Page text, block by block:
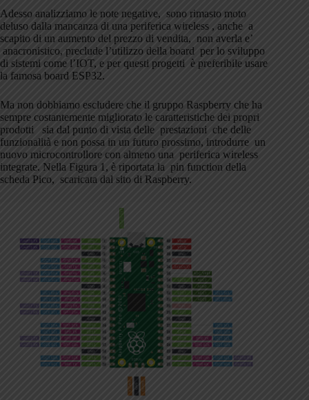
Adesso analizziamo le note negative, sono rimasto moto
deluso dalla mancanza di una periferica wireless , anche a
scapito di un aumento del prezzo di vendita, non averla e’
anacronistico, preclude l’utilizzo della board per lo sviluppo
di sistemi come l’IOT, e per questi progetti è preferibile usare
la famosa board ESP32.
Ma non dobbiamo escludere che il gruppo Raspberry che ha
sempre costantemente migliorato le caratteristiche dei propri
prodotti sia dal punto di vista delle prestazioni che delle
funzionalità e non possa in un futuro prossimo, introdurre un
nuovo microcontrollore con almeno una periferica wireless
integrate. Nella Figura 1, è riportata la pin function della
scheda Pico, scaricata dal sito di Raspberry.